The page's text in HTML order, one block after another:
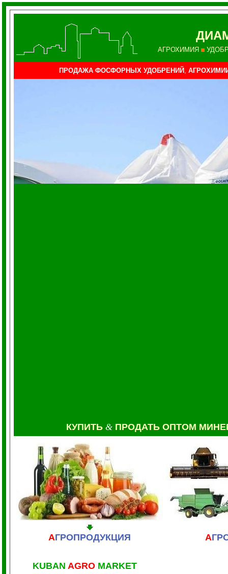
АГРОХИМИЯ
ПРОДАЖА ФОСФОРНЫХ УДОБРЕНИЙ ,
КУПИТЬ & ПРОДАТЬ ОПТОМ
АГРОПРОДУКЦИЯ А
KUBAN AGRO MARKET